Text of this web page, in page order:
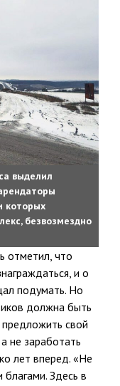
выделил
которых
безвозмездно
отметил, что
и о
подумать. Но
должна быть
свой
не заработать
лет вперед. «Не
Здесь в